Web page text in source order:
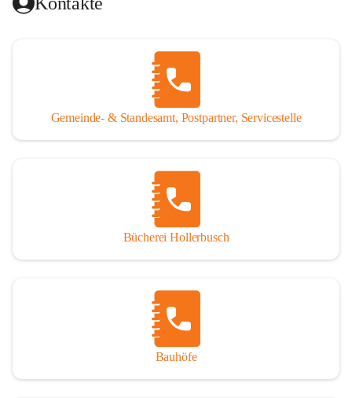
Hubert Zinner
Tragöß - St. Katharein ist eine im Rahmen der
Gemeindestrukturreform 2015 fusionierte Gemeinde, die
aus den ehemaligen Gemeinden Tragöß und St. Katharein
565 bis 2.123 m
Untertal, St. Katharein an der Laming, Hüttengraben,
Gemeinde- & Standesamt, Postpartner, Servicestelle
Bücherei Hollerbusch
Bauhöfe